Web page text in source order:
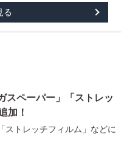
る
スペーパー」「ストレッ
加！
ストレッチフィルム」などに